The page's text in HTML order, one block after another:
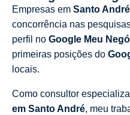
Empresas em Santo André
concorrência nas
perfil no Google Meu
primeiras posições do
locais.
Como consultor
em Santo André, meu